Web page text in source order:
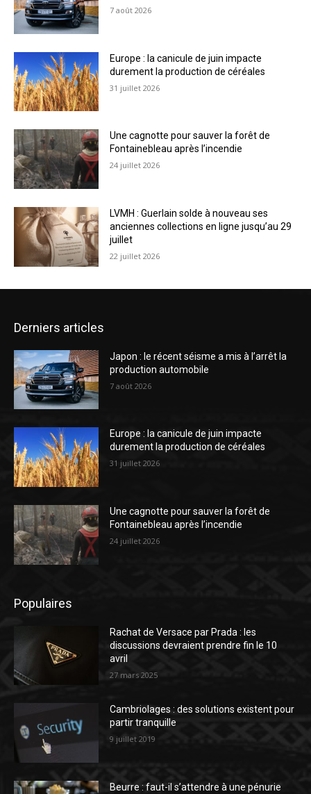
7 août 2026
Europe : la canicule de juin impacte
durement la production de céréales
31 juillet 2026
Une cagnotte pour sauver la forêt de
Fontainebleau après l’incendie
24 juillet 2026
LVMH : Guerlain solde à nouveau ses
anciennes collections en ligne jusqu’au 29
juillet
22 juillet 2026
Derniers articles
Japon : le récent séisme a mis à l’arrêt la
production automobile
7 août 2026
Europe : la canicule de juin impacte
durement la production de céréales
31 juillet 2026
Une cagnotte pour sauver la forêt de
Fontainebleau après l’incendie
24 juillet 2026
Populaires
Rachat de Versace par Prada : les
discussions devraient prendre fin le 10
avril
27 mars 2025
Cambriolages : des solutions existent pour
partir tranquille
9 juillet 2019
Beurre : faut-il s’attendre à une pénurie